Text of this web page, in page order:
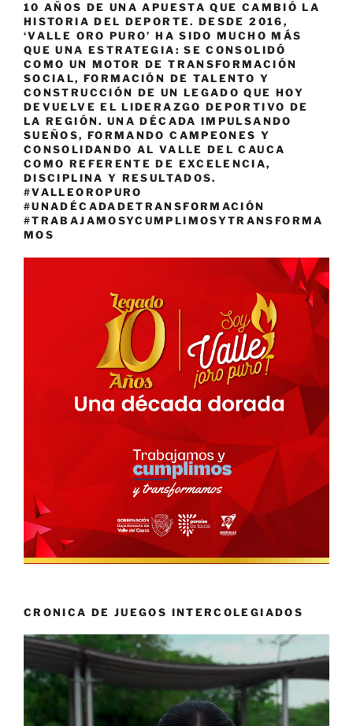
10 AÑOS DE UNA APUESTA QUE CAMBIÓ LA
HISTORIA DEL DEPORTE. DESDE 2016,
‘VALLE ORO PURO’ HA SIDO MUCHO MÁS
QUE UNA ESTRATEGIA: SE CONSOLIDÓ
COMO UN MOTOR DE TRANSFORMACIÓN
SOCIAL, FORMACIÓN DE TALENTO Y
CONSTRUCCIÓN DE UN LEGADO QUE HOY
DEVUELVE EL LIDERAZGO DEPORTIVO DE
LA REGIÓN. UNA DÉCADA IMPULSANDO
SUEÑOS, FORMANDO CAMPEONES Y
CONSOLIDANDO AL VALLE DEL CAUCA
COMO REFERENTE DE EXCELENCIA,
DISCIPLINA Y RESULTADOS.
#VALLEOROPURO
#UNADÉCADADETRANSFORMACIÓN
#TRABAJAMOSYCUMPLIMOSYTRANSFORMA
MOS
CRONICA DE JUEGOS INTERCOLEGIADOS
Reproductor
vídeo